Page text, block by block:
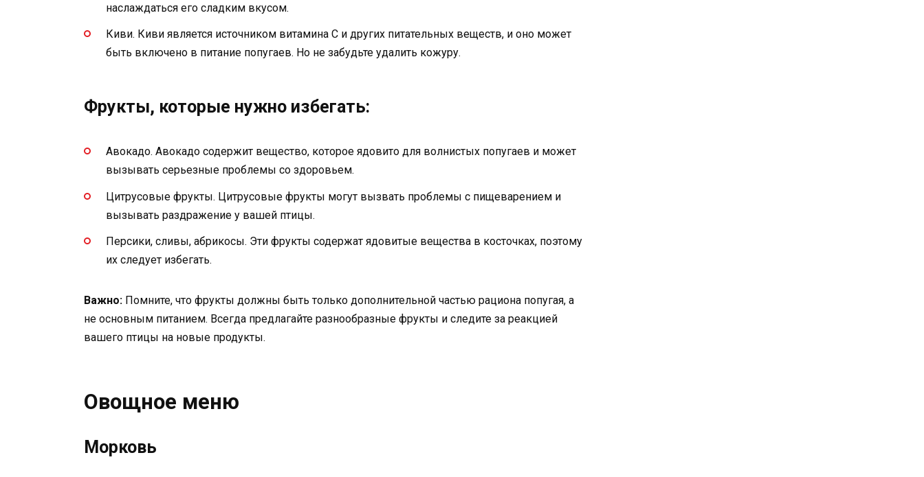
наслаждаться его сладким вкусом.
Киви. Киви является источником витамина С и других питательных веществ, и оно может
быть включено в питание попугаев. Но не забудьте удалить кожуру.
Фрукты, которые нужно избегать:
Авокадо. Авокадо содержит вещество, которое ядовито для волнистых попугаев и может
вызывать серьезные проблемы со здоровьем.
Цитрусовые фрукты. Цитрусовые фрукты могут вызвать проблемы с пищеварением и
вызывать раздражение у вашей птицы.
Персики, сливы, абрикосы. Эти фрукты содержат ядовитые вещества в косточках, поэтому
их следует избегать.
Важно: Помните, что фрукты должны быть только дополнительной частью рациона попугая, а
не основным питанием. Всегда предлагайте разнообразные фрукты и следите за реакцией
вашего птицы на новые продукты.
Овощное меню
Морковь